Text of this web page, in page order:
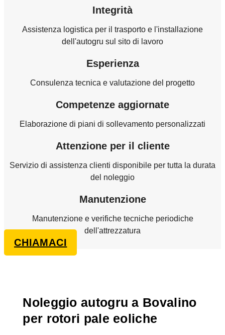
Integrità
Assistenza logistica per il trasporto e l'installazione
dell'autogru sul sito di lavoro
Esperienza
Consulenza tecnica e valutazione del progetto
Competenze aggiornate
Elaborazione di piani di sollevamento personalizzati
Attenzione per il cliente
Servizio di assistenza clienti disponibile per tutta la durata
del noleggio
Manutenzione
Manutenzione e verifiche tecniche periodiche
dell'attrezzatura
CHIAMACI
Noleggio autogru a Bovalino
per rotori pale eoliche